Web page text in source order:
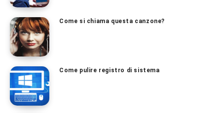
Come si chiama questa canzone?
Come pulire registro di sistema